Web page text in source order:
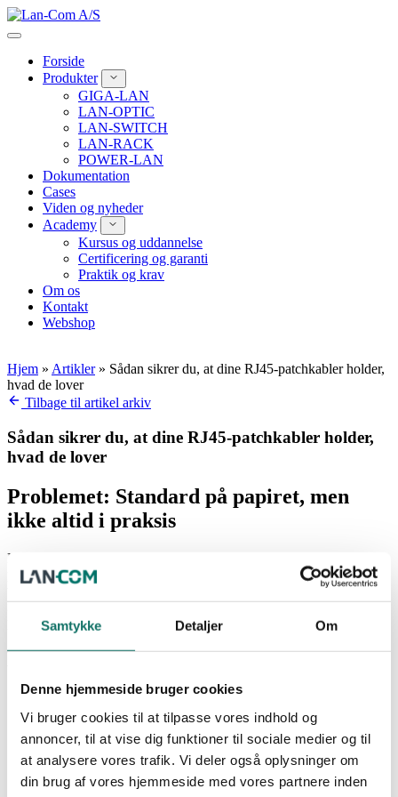
Samtykke Detaljer Om
Denne hjemmeside bruger cookies
Vi bruger cookies til at tilpasse vores indhold og
annoncer, til at vise dig funktioner til sociale medier og til
at analysere vores trafik. Vi deler også oplysninger om
din brug af vores hjemmeside med vores partnere inden
Spring
til
Forside
Produkter
GIGA-LAN
LAN-OPTIC
LAN-SWITCH
LAN-RACK
POWER-LAN
Dokumentation
Cases
Viden og nyheder
Academy
Kursus og uddannelse
Certificering og garanti
Praktik og krav
Om os
Kontakt
Webshop
Hjem » Artikler» Sådan sikrer du, at dine RJ45-patchkabler holder,
hvad de lover
Tilbage til artikel arkiv
Sådan sikrer du, at dine RJ45-patchkabler holder,
hvad de lover
Problemet: Standard på papiret, men
ikke altid i praksis
Det burde være enkelt: Bestiller du et kategori 6 eller 6A RJ45-
patchkabel, får du et kabel, der lever op til standarden. Desværre
viser virkeligheden noget andet. Markedet bugner af kabler (ofte
importeret fra Fjernøsten), som ikke overholder kravene og
prisforskelle på op til en faktor 10 frister til fejlkøb.
Hvad vi ser i praksis
En regional licitation bad blot om standardoverholdelse. En
stor del af de indsendte prøver dumpede den indledende test.
En offentlig institution købte 6.000 stk. “Cat 6A” patchkabler
til et 10G-net – kablerne kunne slet ikke levere 10G.
En privat virksomhed oplevede udfald på et nyt anlæg.